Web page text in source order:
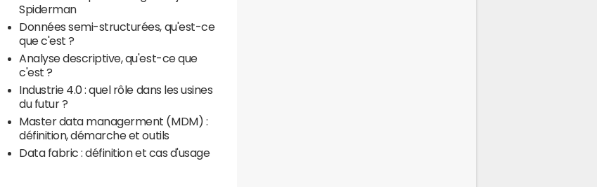
Spiderman
Données semi-structurées, qu'est-ce
que c'est ?
Analyse descriptive, qu'est-ce que
c'est ?
Industrie 4.0 : quel rôle dans les usines
du futur ?
Master data managerment (MDM) :
définition, démarche et outils
Data fabric : définition et cas d'usage